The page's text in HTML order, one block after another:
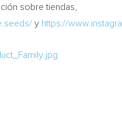
sobre tiendas,
y https://